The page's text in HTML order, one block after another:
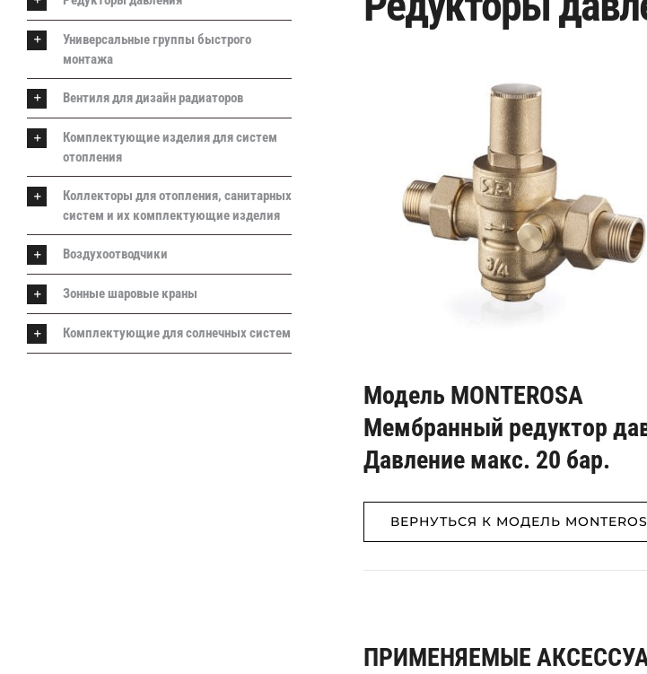
Модель MONTEROSA
Мембранный редуктор
Давление макс. 20 бар.
ВЕРНУТЬСЯ К МОДЕЛЬ
ПРИМЕНЯЕМЫЕ
Универсальные группы быстрого
монтажа
Вентиля для дизайн радиаторов
Комплектующие изделия для систем
отопления
Коллекторы для отопления, санитарных
систем и их комплектующие изделия
Воздухоотводчики
Зонные шаровые краны
Комплектующие для солнечных систем